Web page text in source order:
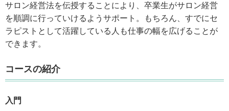
サロン経営法を伝授することにより、卒業生がサロン経営
を順調に行っていけるようサポート。もちろん、すでにセ
ラピストとして活躍している人も仕事の幅を広げることが
できます。
コースの紹介
入門